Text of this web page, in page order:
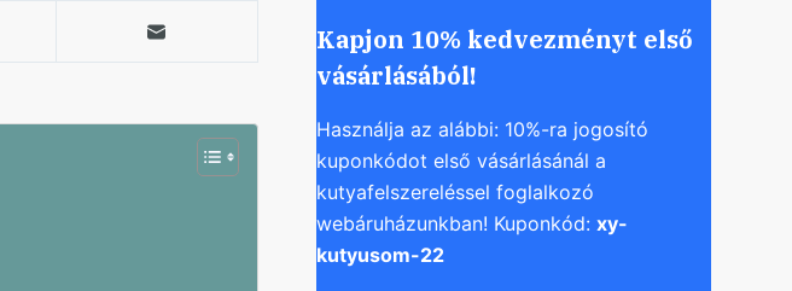
Kapjon 10% kedvezményt első
vásárlásából!
Használja az alábbi: 10%-ra jogosító
kuponkódot első vásárlásánál a
kutyafelszereléssel foglalkozó
webáruházunkban! Kuponkód:xy-
kutyusom-22